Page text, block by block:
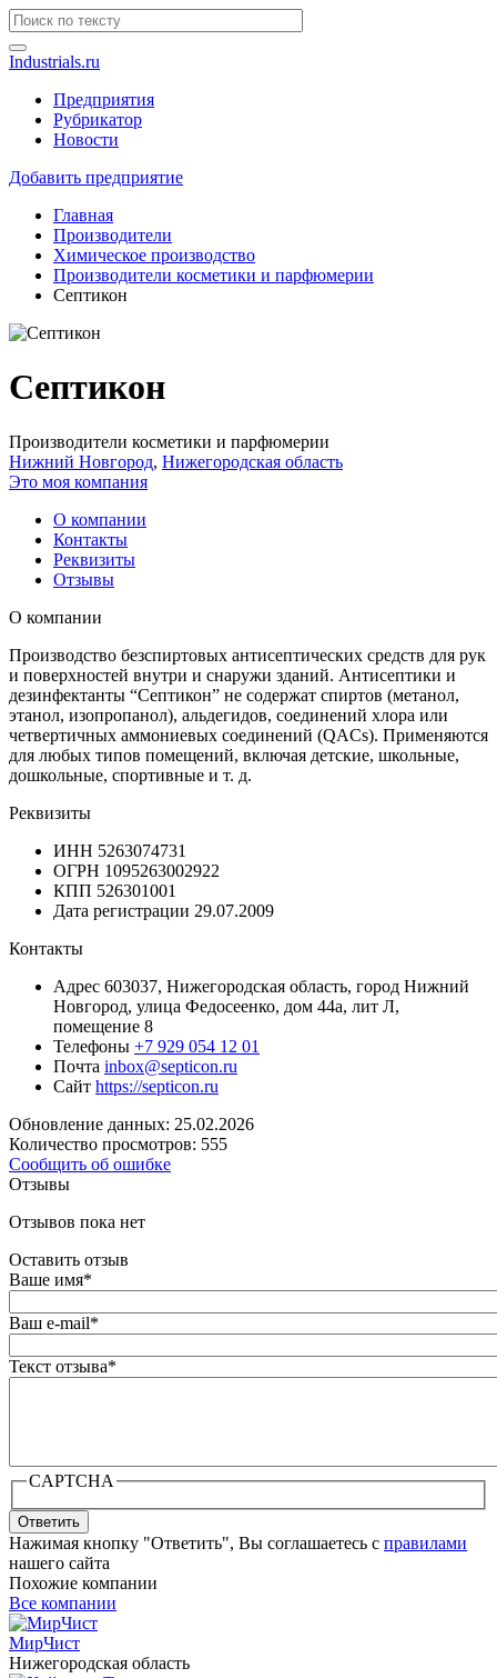
Industrials.ru
Предприятия
Рубрикатор
Новости
Добавить предприятие
Главная
Производители
Химическое производство
Производители косметики и парфюмерии
Септикон
Септикон
Производители косметики и парфюмерии
Нижний Новгород, Нижегородская область
Это моя компания
О компании
Контакты
Реквизиты
Отзывы
О компании
Производство безспиртовых антисептических средств для рук
и поверхностей внутри и снаружи зданий. Антисептики и
дезинфектанты “Септикон” не содержат спиртов (метанол,
этанол, изопропанол), альдегидов, соединений хлора или
четвертичных аммониевых соединений (QACs). Применяются
для любых типов помещений, включая детские, школьные,
дошкольные, спортивные и т. д.
Реквизиты
ИНН 5263074731
ОГРН 1095263002922
КПП 526301001
Дата регистрации 29.07.2009
Контакты
Адрес 603037, Нижегородская область, город Нижний
Новгород, улица Федосеенко, дом 44а, лит Л,
помещение 8
Телефоны +7 929 054 12 01
Почта inbox@septicon.ru
Сайт https://septicon.ru
Обновление данных: 25.02.2026
Количество просмотров: 555
Сообщить об ошибке
Отзывы
Отзывов пока нет
Оставить отзыв
Ваше имя*
Ваш e-mail*
Текст отзыва*
CAPTCHA
Ответить
Нажимая кнопку "Ответить", Вы соглашаетесь с правилами
нашего сайта
Похожие компании
Все компании
МирЧист
Нижегородская область